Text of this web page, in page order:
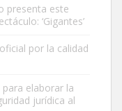
menos de un mes,
presenta este
‘Gigantes’
por la calidad
elaborar la
jurídica al